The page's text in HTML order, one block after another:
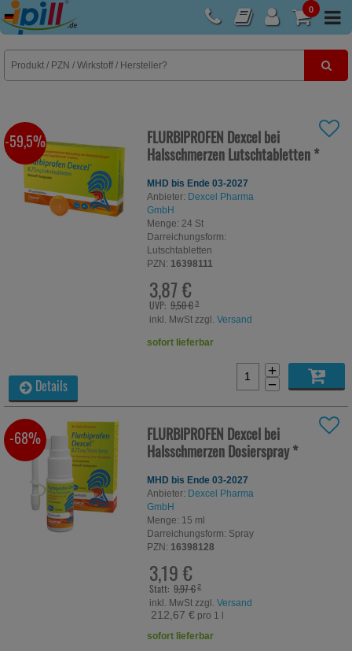
0
E-Rezept
FLURBIPROFEN Dexcel bei
Halsschmerzen Lutschtabletten*
MHD bis Ende 03-2027
Anbieter: Dexcel Pharma
GmbH
Menge: 24 St
Darreichungsform:
Lutschtabletten
PZN: 16398111
3,87 €
UVP: 9,50 €³
inkl. MwSt zzgl.Versand
-59,5%
sofort lieferbar
+
−
Details
FLURBIPROFEN Dexcel bei
Halsschmerzen Dosierspray*
MHD bis Ende 03-2027
Anbieter: Dexcel Pharma
GmbH
Menge: 15 ml
Darreichungsform: Spray
PZN: 16398128
3,19 €
Statt: 9,97 €²
inkl. MwSt zzgl.Versand
212,67 € pro 1 l
-68%
sofort lieferbar